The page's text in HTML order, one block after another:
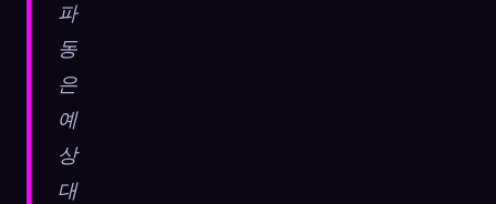
파
동
은
예
상
대